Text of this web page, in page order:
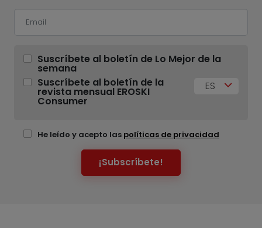
Suscríbete al boletín de Lo Mejor de la
semana
Suscríbete al boletín de la
revista mensual EROSKI
Consumer
ES
He leído y acepto las políticas de privacidad
¡Subscríbete!